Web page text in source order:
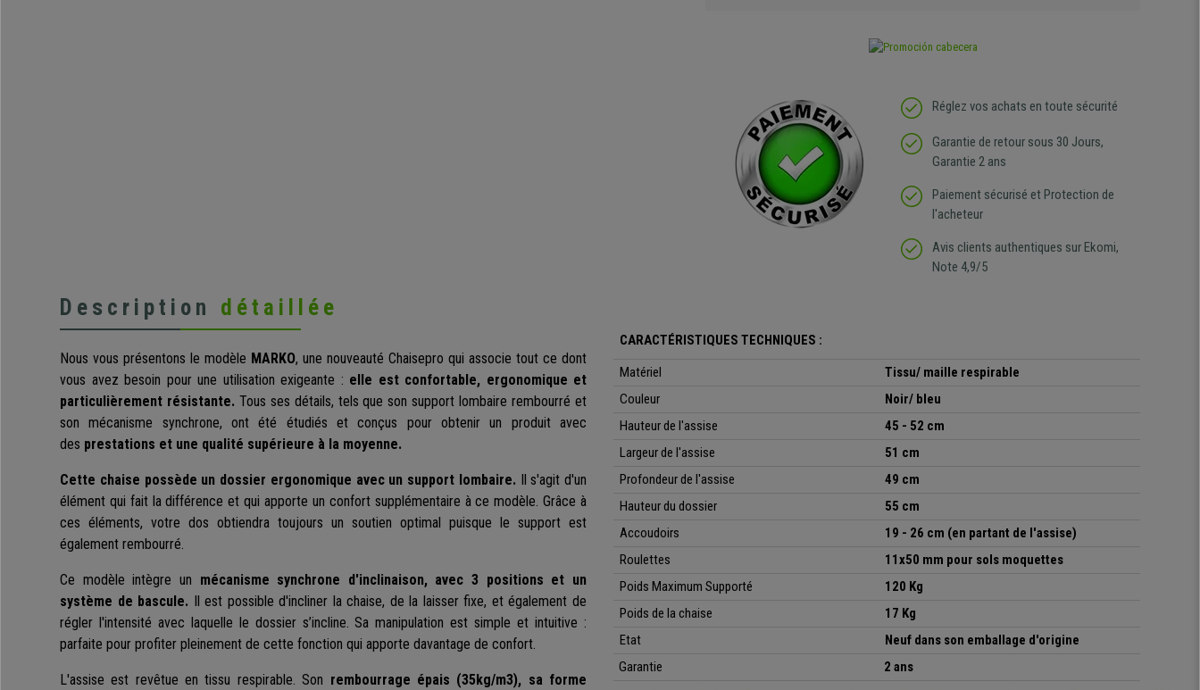
Réglez vos achats en toute sécurité
Garantie de retour sous 30 Jours,
Garantie 2 ans
Paiement sécurisé et Protection de
l'acheteur
Avis clients authentiques sur Ekomi,
Note 4,9/5
Description détaillée
Nous vous présentons le modèle MARKO, une nouveauté Chaisepro qui associe tout ce dont
vous avez besoin pour une utilisation exigeante : elle est confortable, ergonomique et
particulièrement résistante. Tous ses détails, tels que son support lombaire rembourré et
son mécanisme synchrone, ont été étudiés et conçus pour obtenir un produit avec
des prestations et une qualité supérieure à la moyenne.
Cette chaise possède un dossier ergonomique avec un support lombaire. Il s'agit d'un
élément qui fait la différence et qui apporte un confort supplémentaire à ce modèle. Grâce à
ces éléments, votre dos obtiendra toujours un soutien optimal puisque le support est
également rembourré.
Ce modèle intègre un mécanisme synchrone d'inclinaison, avec 3 positions et un
système de bascule. Il est possible d'incliner la chaise, de la laisser fixe, et également de
régler l'intensité avec laquelle le dossier s’incline. Sa manipulation est simple et intuitive :
parfaite pour profiter pleinement de cette fonction qui apporte davantage de confort.
L'assise est revêtue en tissu respirable. Son rembourrage épais (35kg/m3), sa forme
CARACTÉRISTIQUES TECHNIQUES :
Matériel
Tissu/ maille respirable
Couleur
Noir/ bleu
Hauteur de l'assise
45 - 52 cm
Largeur de l'assise
51 cm
Profondeur de l'assise
49 cm
Hauteur du dossier
55 cm
Accoudoirs
19 - 26 cm (en partant de l'assise)
Roulettes
11x50 mm pour sols moquettes
Poids Maximum Supporté
120 Kg
Poids de la chaise
17 Kg
Etat
Neuf dans son emballage d'origine
Garantie
2 ans